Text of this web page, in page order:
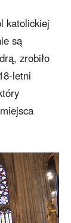
katolickiej
są
zrobiło
letni